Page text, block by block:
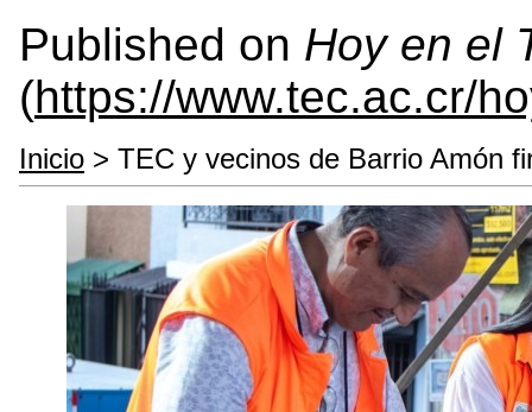
Published on Hoy en el
(https://www.tec.ac.cr/
Inicio > TEC y vecinos de Barrio Amón